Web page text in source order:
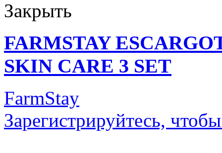
Закрыть
FARMSTAY
SKIN CARE 3 SET
FarmStay
Зарегистрируйтесь,